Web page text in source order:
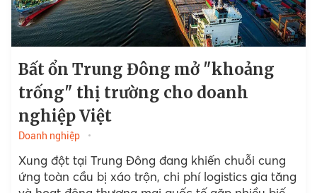
Bất ổn Trung Đông mở "khoảng
trống" thị trường cho doanh
nghiệp Việt
Doanh nghiệp
Xung đột tại Trung Đông đang khiến chuỗi cung
ứng toàn cầu bị xáo trộn, chi phí logistics gia tăng